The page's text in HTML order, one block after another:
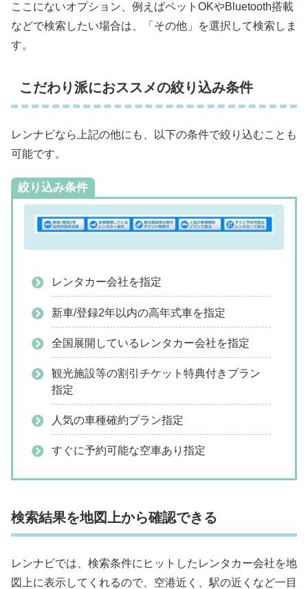
ここにないオプション、例えばペットOKやBluetooth搭載
などで検索したい場合は、「その他」を選択して検索しま
す。
こだわり派におススメの絞り込み条件
レンナビなら上記の他にも、以下の条件で絞り込むことも
可能です。
絞り込み条件
レンタカー会社を指定
新車/登録2年以内の高年式車を指定
全国展開しているレンタカー会社を指定
観光施設等の割引チケット特典付きプラン
指定
人気の車種確約プラン指定
すぐに予約可能な空車あり指定
検索結果を地図上から確認できる
レンナビでは、検索条件にヒットしたレンタカー会社を地
図上に表示してくれるので、空港近く、駅の近くなど一目